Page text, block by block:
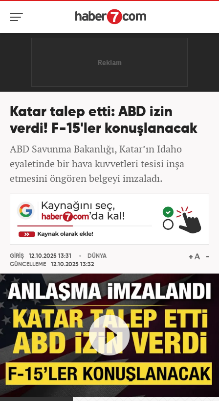
Katar talep etti: ABD izin
verdi! F-15'ler konuşlanacak
ABD Savunma Bakanlığı, Katar’ın Idaho
eyaletinde bir hava kuvvetleri tesisi inşa
etmesini öngören belgeyi imzaladı.
GİRİŞ
12.10.2025 13:31
GÜNCELLEME
12.10.2025 13:32
DÜNYA